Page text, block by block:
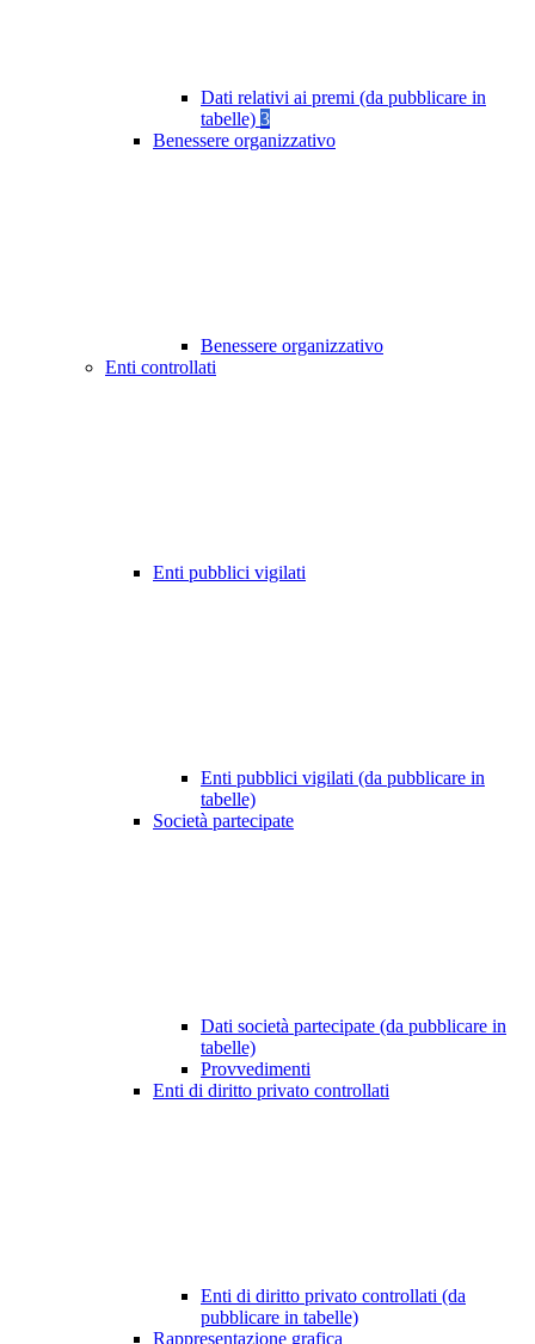
Dati relativi ai premi (da pubblicare in
tabelle) 3
Benessere organizzativo
Benessere organizzativo
Enti controllati
Enti pubblici vigilati
Enti pubblici vigilati (da pubblicare in
tabelle)
Società partecipate
Dati società partecipate (da pubblicare in
tabelle)
Provvedimenti
Enti di diritto privato controllati
Enti di diritto privato controllati (da
pubblicare in tabelle)
Rappresentazione grafica